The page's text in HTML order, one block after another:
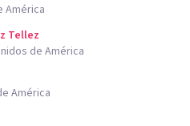
América
Tellez
de América
América